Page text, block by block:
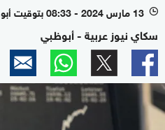
l 13 مارس 2024 - 08:33 بتوقيت أبوظبي
سكاي نيوز عربية - أبوظبي